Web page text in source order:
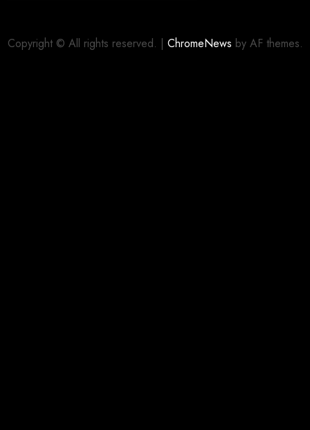
Copyright © All rights reserved. | ChromeNews by AF themes.